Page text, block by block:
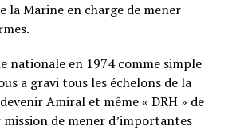
la Marine en charge de mener
nationale en 1974 comme simple
a gravi tous les échelons de la
Amiral et même « DRH » de
de mener d’importantes